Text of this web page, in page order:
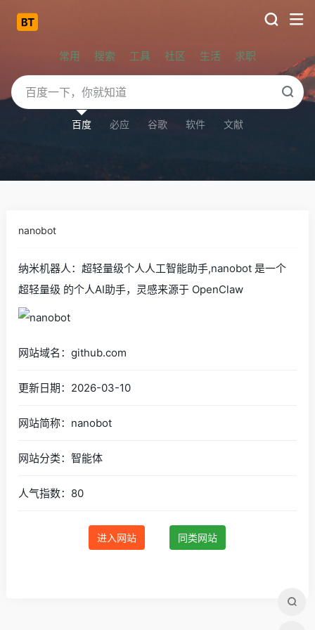
常用 搜索 工具 社区 生活 求职
百度 必应 谷歌 软件 文献
nanobot
纳米机器人：超轻量级个人人工智能助手,nanobot 是一个
超轻量级 的个人AI助手，灵感来源于 OpenClaw
网站域名：github.com
更新日期：2026-03-10
网站简称：nanobot
网站分类：智能体
人气指数：80
进入网站 同类网站